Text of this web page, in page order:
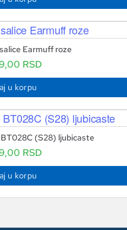
Earmuff roze
RSD
u korpu
(S28) ljubicaste
RSD
u korpu